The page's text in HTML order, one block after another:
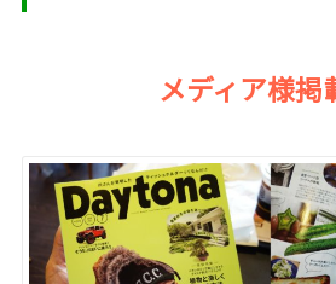
メディア様掲